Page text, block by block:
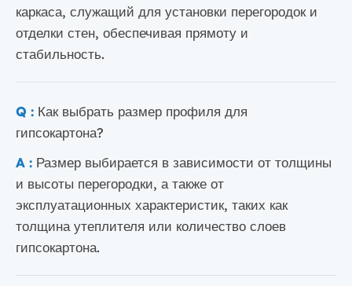
каркаса, служащий для установки перегородок и
отделки стен, обеспечивая прямоту и
стабильность.
Q : Как выбрать размер профиля для
гипсокартона?
A : Размер выбирается в зависимости от толщины
и высоты перегородки, а также от
эксплуатационных характеристик, таких как
толщина утеплителя или количество слоев
гипсокартона.